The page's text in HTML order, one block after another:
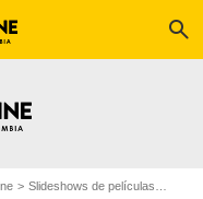
search
Slideshows de películas